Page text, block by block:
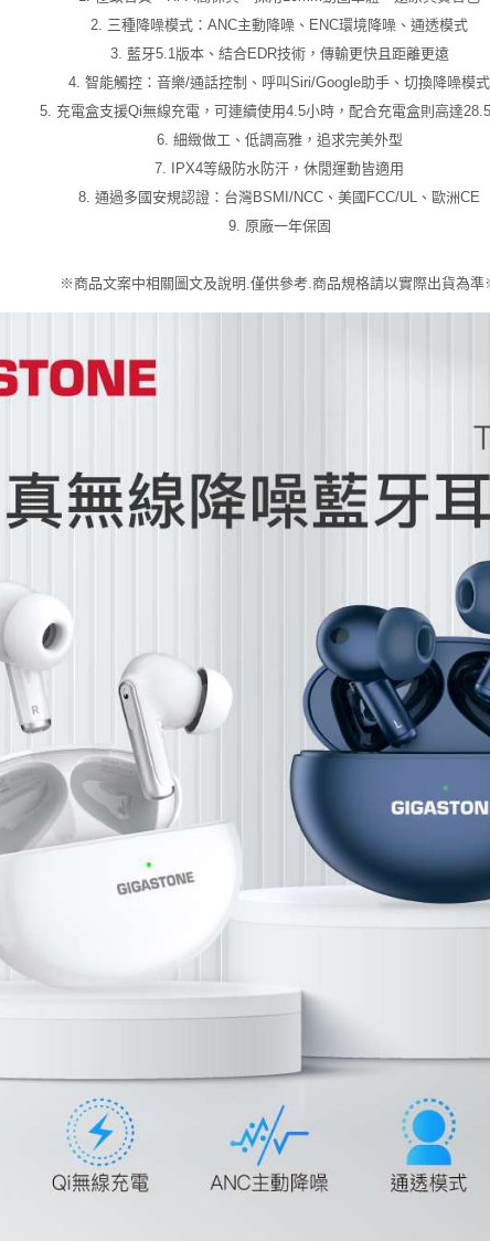
2. 三種降噪模式：ANC主動降噪、ENC環境降噪、通透模式
3. 藍牙5.1版本、結合EDR技術，傳輸更快且距離更遠
4. 智能觸控：音樂/通話控制、呼叫Siri/Google助手、切換降噪模式
5. 充電盒支援Qi無線充電，可連續使用4.5小時，配合充電盒則高達
6. 細緻做工、低調高雅，追求完美外型
7. IPX4等級防水防汗，休閒運動皆適用
8. 通過多國安規認證：台灣BSMI/NCC、美國FCC/UL、歐洲CE
9. 原廠一年保固
※商品文案中相關圖文及說明.僅供參考.商品規格請以實際出貨為